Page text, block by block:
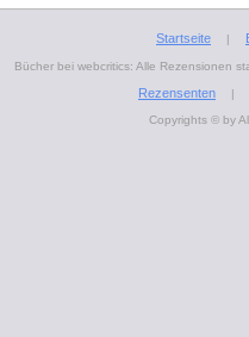
Startseite |
Bücher bei webcritics: Alle Rezensionen
Rezensenten
|
Copyrights © by